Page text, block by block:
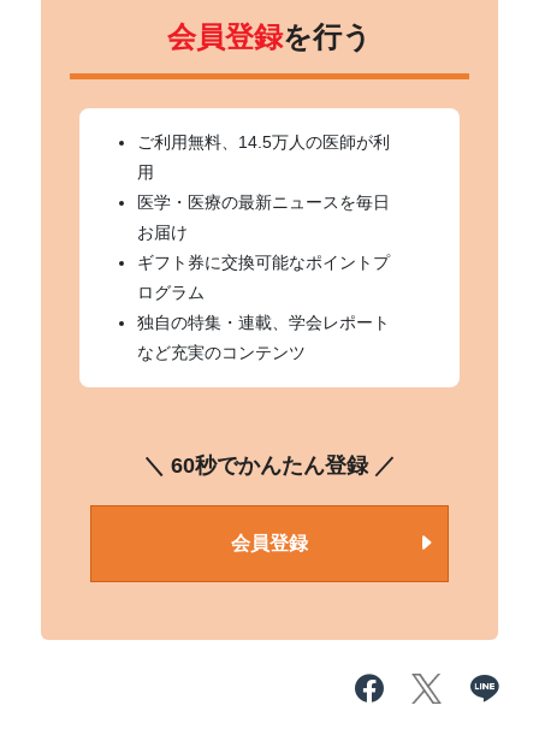
会員登録を行う
ご利用無料、14.5万人の医師が利
用
医学・医療の最新ニュースを毎日
お届け
ギフト券に交換可能なポイントプ
ログラム
独自の特集・連載、学会レポート
など充実のコンテンツ
＼ 60秒でかんたん登録 ／
会員登録